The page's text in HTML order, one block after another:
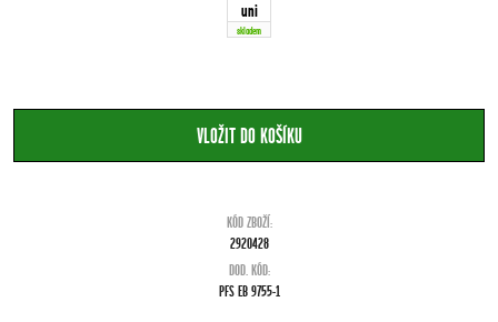
uni
skladem
KÓD ZBOŽÍ:
2920428
DOD. KÓD:
PFS EB 9755-1